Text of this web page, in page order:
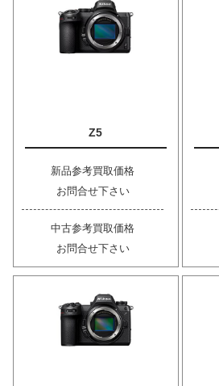
Z5
新品参考買取価格
お問合せ下さい
中古参考買取価格
お問合せ下さい